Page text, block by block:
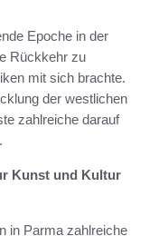
Epoche in der
Rückkehr zu
mit sich brachte.
der westlichen
zahlreiche darauf
Kunst und Kultur
in Parma zahlreiche